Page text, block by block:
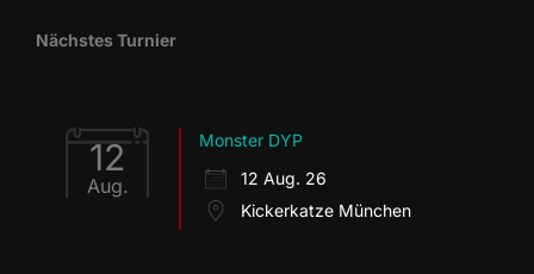
Nächstes Turnier
12
Aug.
Monster DYP
12 Aug. 26
Kickerkatze München